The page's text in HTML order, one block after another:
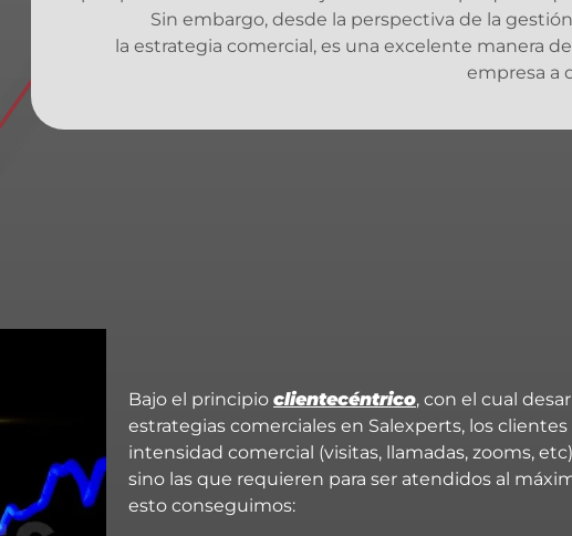
Sin embargo, desde la perspectiva de la
la estrategia comercial, es una excelente manera
empresa a
Bajo el principio clientecéntrico, con el cual
estrategias comerciales en Salexperts, los
intensidad comercial (visitas, llamadas, zooms,
sino las que requieren para ser atendidos al
esto conseguimos: